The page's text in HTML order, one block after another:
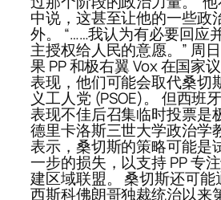
中说，这甚至让他的一些政
外。 “……我认为有必要回应
主授权给人民的意愿。” 周
果 PP 和极右翼 Vox 在国家
表现，他们可能会取代桑切
义工人党 (PSOE)。 但西班
表现不佳后召集临时投票是
德里卡洛斯三世大学政治学
表示，桑切斯的策略可能是
一步的损失，以支持 PP 专
建区域联盟。 桑切斯还可
西斯科佛朗哥独裁统治以来